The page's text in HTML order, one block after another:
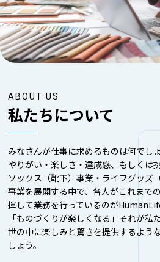
2026/05/12
初夏の足元と靴下
G.W休業のお知らせ
2026/04/01
2026/03/03
花粉と靴下
2026/01/29
糸のお話
ABOUT US
私たちについて
みなさんが仕事に求めるものは何でしょ
やりがい・楽しさ・達成感、もしくは
ソックス（靴下）事業・ライフグッズ
事業を展開する中で、各人がこれまで
揮して業務を行っているのが
「ものづくりが楽しくなる」それが私
世の中に楽しみと驚きを提供するよう
しょう。